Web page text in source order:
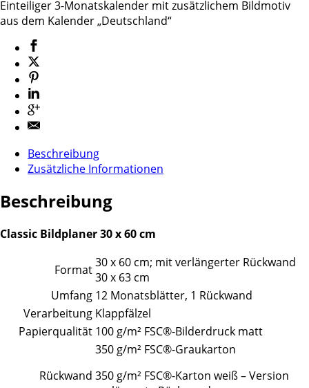
Einteiliger 3-Monatskalender mit zusätzlichem Bildmotiv
aus dem Kalender „Deutschland“
Beschreibung
Zusätzliche Informationen
Beschreibung
Classic Bildplaner 30 x 60 cm
Format30 x 60 cm; mit verlängerter Rückwand
30 x 63 cm
Umfang 12 Monatsblätter, 1 Rückwand
Verarbeitung Klappfälzel
Papierqualität 100 g/m² FSC®-Bilderdruck matt
Rückwand
350 g/m² FSC®-Graukarton
350 g/m² FSC®-Karton weiß – Version